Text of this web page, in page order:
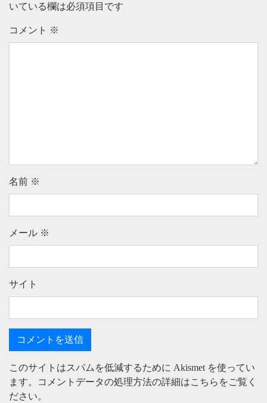
いている欄は必須項目です
コメント ※
名前 ※
メール ※
サイト
このサイトはスパムを低減するために Akismet を使ってい
ます。
コメントデータの処理方法の詳細はこちらをご覧く
ださい。